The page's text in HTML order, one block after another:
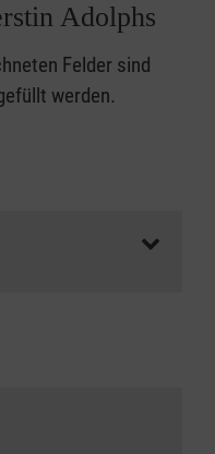
Adolphs
Felder sind
werden.